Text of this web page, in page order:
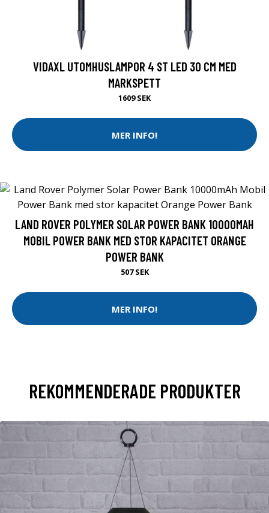
VIDAXL UTOMHUSLAMPOR 4 ST LED 30 CM MED
MARKSPETT
1609 SEK
MER INFO!
LAND ROVER POLYMER SOLAR POWER BANK 10000MAH
MOBIL POWER BANK MED STOR KAPACITET ORANGE
POWER BANK
507 SEK
MER INFO!
REKOMMENDERADE PRODUKTER